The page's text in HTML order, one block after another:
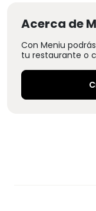
Acerca de
Con Meniu
tu restaurante o